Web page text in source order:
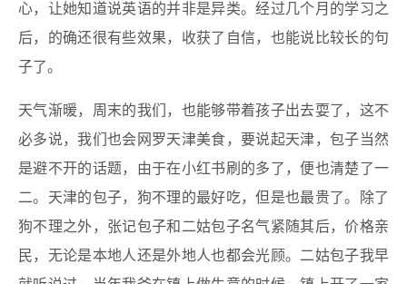
心，让她知道说英语的并非是异类。经过几个月的学习之
后，的确还很有些效果，收获了自信，也能说比较长的句
子了。
天气渐暖，周末的我们，也能够带着孩子出去耍了，这不
必多说，我们也会网罗天津美食，要说起天津，包子当然
是避不开的话题，由于在小红书刷的多了，便也清楚了一
二。天津的包子，狗不理的最好吃，但是也最贵了。除了
狗不理之外，张记包子和二姑包子名气紧随其后，价格亲
民，无论是本地人还是外地人也都会光顾。二姑包子我早